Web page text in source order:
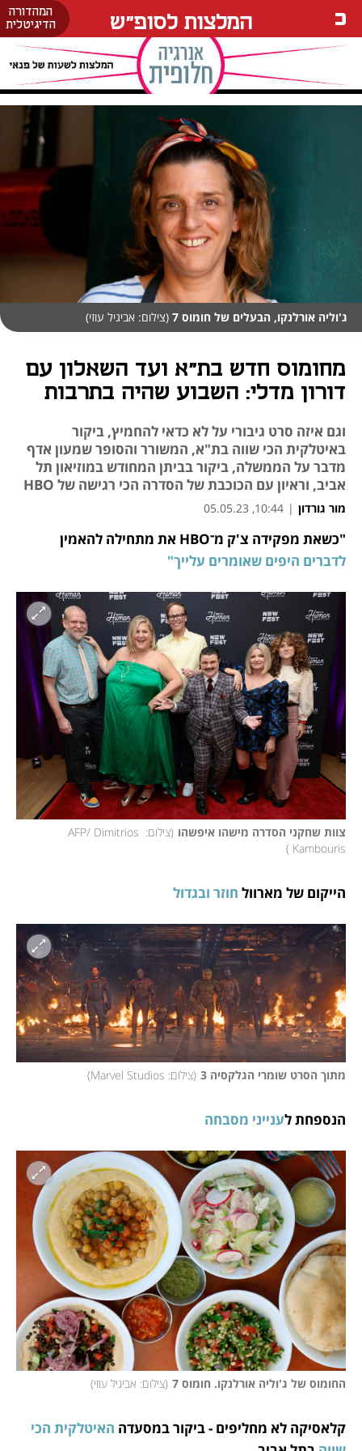
המהדורה
הדיגיטלית
המלצות לסופ"ש
ג'וליה אורלנקו, הבעלים של חומוס 7 (צילום: אביגיל עוזי)
מחומוס חדש בת"א ועד השאלון עם
דורון מדלי: השבוע שהיה בתרבות
וגם איזה סרט גיבורי על לא כדאי להחמיץ, ביקור
באיטלקית הכי שווה בת"א, המשורר והסופר שמעון אדף
מדבר על הממשלה, ביקור בביתן המחודש במוזיאון תל
אביב, וראיון עם הכוכבת של הסדרה הכי רגישה של HBO
מור גורדון |
10:44, 05.05.23
"כשאת מפקידה צ'ק מ־HBO את מתחילה להאמין
לדברים היפים שאומרים עלייך"
צוות שחקני הסדרה מישהו איפשהו (
צילום: AFP/ Dimitrios
Kambouris
)
הייקום של מארוול חוזר ובגדול
מתוך הסרט שומרי הגלקסיה 3 (צילום: Marvel Studios )
הנספחת לענייני מסבחה
החומוס של ג'וליה אורלנקו. חומוס 7 (צילום: אביגיל עוזי)
קלאסיקה לא מחליפים - ביקור במסעדה